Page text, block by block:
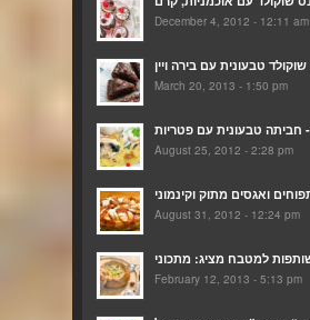
December 4, 2012 - 12:11 am
March 20, 2013 - 1:50 pm
August 25, 2012 - 2:28 pm
August 31, 2012 - 12:24 pm
February 12, 2013 - 5:13 pm